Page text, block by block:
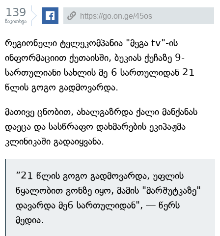
139
წაკითხვა
რეგიონული ტელეკომპანია "მეგა tv"-ის
ინფორმაციით ქუთაისში, ბუკიას ქუჩაზე 9-
სართულიანი სახლის მე-6 სართულიდან 21
წლის გოგო გადმოვარდა.
მათივე ცნობით, ახალგაზრდა ქალი მანქანას
დაეცა და სასწრაფო დახმარების ეკიპაჟმა
კლინიკაში გადაიყვანა.
”21 წლის გოგო გადმოვარდა, უფლის
წყალობით გონზე იყო, მამის "მარშუტკაზე"
დავარდა მე6 სართულიდან", — წერს
მედია.